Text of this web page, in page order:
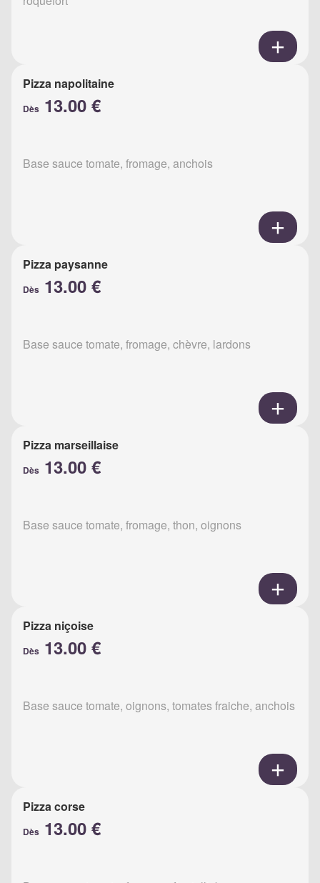
Pizza napolitaine
Dès 13.00 €
Base sauce tomate, fromage, anchois
Pizza paysanne
Dès 13.00 €
Base sauce tomate, fromage, chèvre, lardons
Pizza marseillaise
Dès 13.00 €
Base sauce tomate, fromage, thon, oignons
Pizza niçoise
Dès 13.00 €
Base sauce tomate, oignons, tomates fraiche, anchois
Pizza corse
Dès 13.00 €